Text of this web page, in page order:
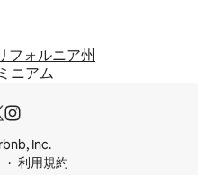
フォルニア州
ニアム
Inc.
利用規約